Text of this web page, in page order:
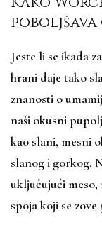
poboljšava
Jeste li se ikada
hrani daje tako
znanosti o
naši okusni
kao slani, mesni
slanog i gorkog.
uključujući
spoja koji se